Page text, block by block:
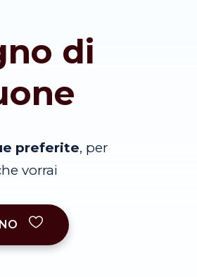
di
preferite, per
vorrai